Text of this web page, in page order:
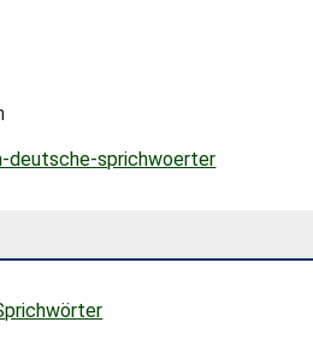
deutsche-sprichwoerter